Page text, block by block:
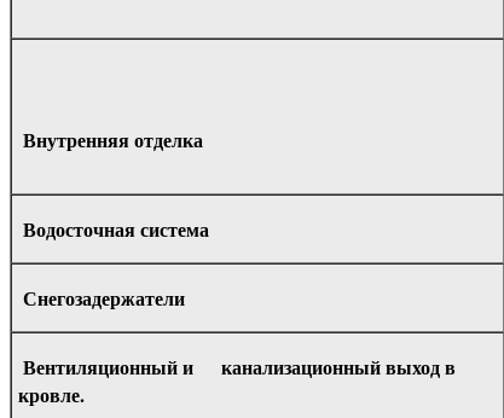
Внутренняя отделка
Водосточная система
Снегозадержатели
Вентиляционный и канализационный выход в
кровле.